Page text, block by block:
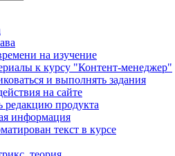
на изучение
к курсу "Контент-менеджер"
и выполнять задания
на сайте
редакцию продукта
информация
текст в курсе